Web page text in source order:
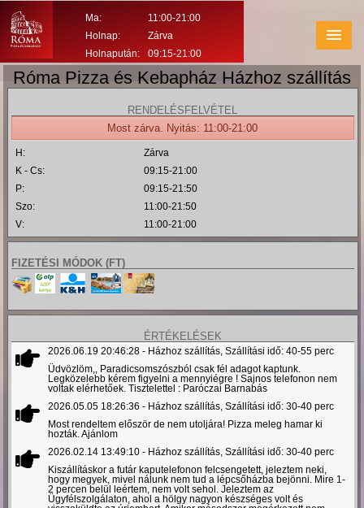
Ma:
11:00-21:00
Holnap:
Zárva
Holnapután:
09:15-21:00
Róma Pizza és Kebapház Házhoz szállítás
RENDELÉSFELVÉTEL
Most zárva. Nyitás: 11:00-21:00
H:
Zárva
K - Cs:
09:15-21:00
P:
09:15-21:50
Szo:
11:00-21:50
V:
11:00-21:00
FIZETÉSI MÓDOK (FT)
ÉRTÉKELÉSEK
2026.06.19 20:46:28 - Házhoz szállítás, Szállítási idő: 40-55 perc
Üdvözlöm,, Paradicsomszószból csak fél adagot kaptunk.
Legközelebb kérem figyelni a mennyiégre ! Sajnos telefonon nem
voltak elérhetőek. Tisztelettel : Paróczai Barnabás
2026.05.05 18:26:36 - Házhoz szállítás, Szállítási idő: 30-40 perc
Most rendeltem először de nem utoljára! Pizza meleg hamar ki
hozták. Ajánlom
2026.02.14 13:49:10 - Házhoz szállítás, Szállítási idő: 30-40 perc
Kiszállításkor a futár kaputelefonon felcsengetett, jeleztem neki,
hogy megyek, mivel nálunk nem tud a lépcsőházba bejönni. Mire 1-
2 percen belül leértem, nem volt sehol. Jeleztem az
Ügyfélszolgálaton, ahol a hölgy nagyon készséges volt és